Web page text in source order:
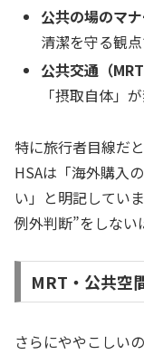
公共の場のマ
清潔を守る観
公共交通（
「摂取自体」
特に旅行者目線だ
HSAは「海外購入
い」と明記してい
例外判断”をしない
MRT・公共空
さらにややこしいの